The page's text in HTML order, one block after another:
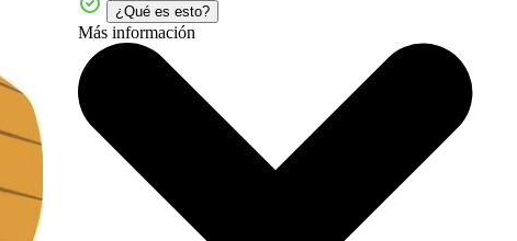
¿Qué es esto?
Más información